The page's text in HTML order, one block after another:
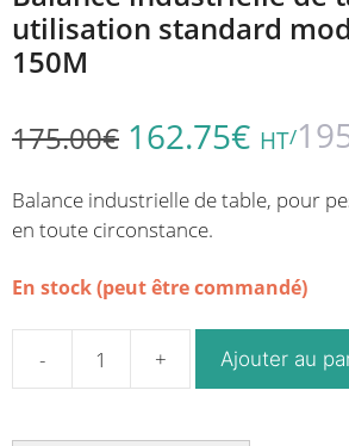
utilisation standard
150M
175.00€ 162.75€ HT/
Balance industrielle de table, pour
en toute circonstance.
En stock (peut être commandé)
quantité
Ajouter au